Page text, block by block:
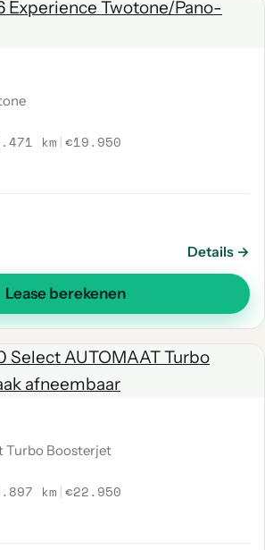
km |€19.950
Details →
Lease berekenen
Turbo Boosterjet
km |€22.950